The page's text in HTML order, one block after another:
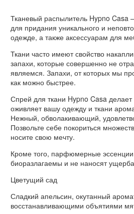
Тканевый распылитель Hypno
для придания уникального и
одежде, а также аксессуарам для
Ткани часто имеют свойство
запахи, которые совершенно не
являемся. Запахи, от которых мы
как можно быстрее.
Спрей для ткани Hypno Casa
оживляет вашу одежду и ткани
Нежный, обволакивающий,
Позвольте себе покориться
носите свою мечту.
Кроме того, парфюмерные эссенции
биоразлагаемы и не наносят
Цветущий сад
Сладкий апельсин, окутанный
восстанавливающими объятиями